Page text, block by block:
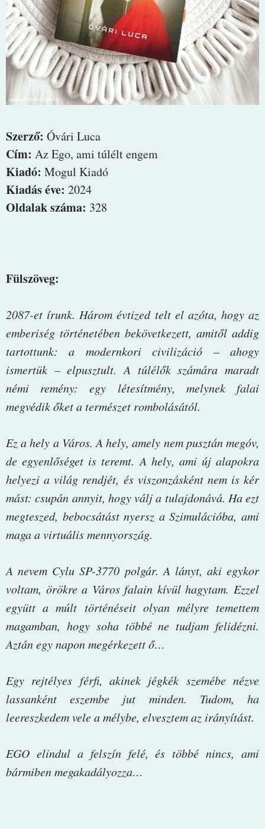
Szerző: Óvári Luca
Cím: Az Ego, ami túlélt engem
Kiadó: Mogul Kiadó
Kiadás éve: 2024
Oldalak száma: 328
Fülszöveg:
2087-et ​írunk. Három évtized telt el azóta, hogy az
emberiség történetében bekövetkezett, amitől addig
tartottunk: a modernkori civilizáció – ahogy
ismertük – elpusztult. A túlélők számára maradt
némi remény: egy létesítmény, melynek falai
megvédik őket a természet rombolásától.
Ez a hely a Város. A hely, amely nem pusztán megóv,
de egyenlőséget is teremt. A hely, ami új alapokra
helyezi a világ rendjét, és viszonzásként nem is kér
mást: csupán annyit, hogy válj a tulajdonává. Ha ezt
megteszed, bebocsátást nyersz a Szimulációba, ami
maga a virtuális mennyország.
A nevem Cylu SP-3770 polgár. A lányt, aki egykor
voltam, örökre a Város falain kívül hagytam. Ezzel
együtt a múlt történéseit olyan mélyre temettem
magamban, hogy soha többé ne tudjam felidézni.
Aztán egy napon megérkezett ő…
Egy rejtélyes férfi, akinek jégkék szemébe nézve
lassanként eszembe jut minden. Tudom, ha
leereszkedem vele a mélybe, elvesztem az irányítást.
EGO elindul a felszín felé, és többé nincs, ami
bármiben megakadályozza…